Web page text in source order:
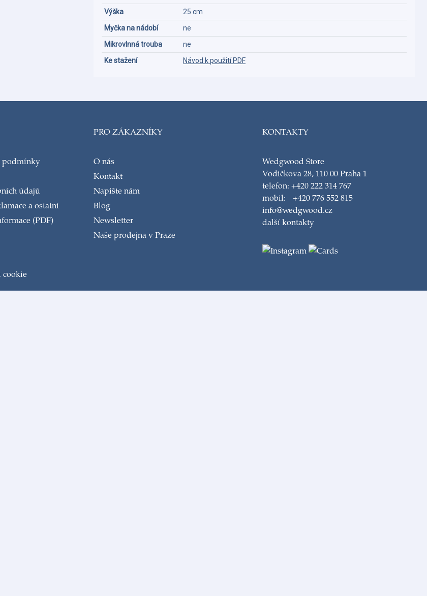
Výška
25 cm
Myčka na nádobí
ne
Mikrovlnná trouba
ne
Ke stažení
Návod k použití PDF
podmínky
údajů
a ostatní
(PDF)
PRO ZÁKAZNÍKY
O nás
Kontakt
Napište nám
Blog
Newsletter
Naše prodejna v Praze
KONTAKTY
Wedgwood Store
Vodičkova 28, 110 00 Praha 1
telefon: +420 222 314 767
mobil: +420 776 552 815
info@wedgwood.cz
další kontakty
cookie